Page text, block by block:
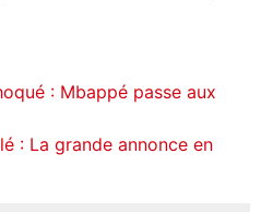
: Mbappé passe aux
: La grande annonce en